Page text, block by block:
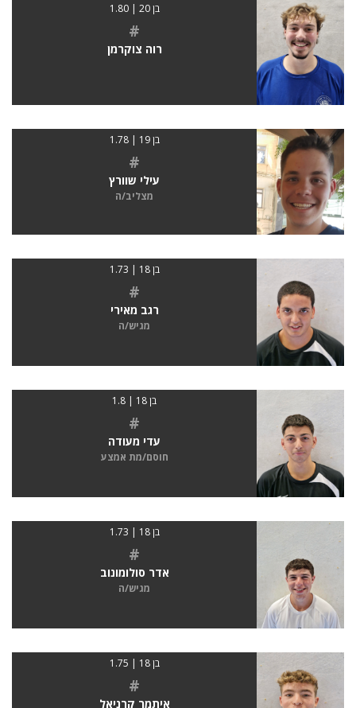
בן 20 | 1.80
#
רוה צוקרמן
בן 19 | 1.78
#
עילי שוורץ
מצליב/ה
בן 18 | 1.73
#
רגב מאירי
מגיש/ה
בן 18 | 1.8
#
עדי מעודה
חוסם/מת אמצע
בן 18 | 1.73
#
אדר סולומונוב
מגיש/ה
בן 18 | 1.75
#
איתמר קרניאל